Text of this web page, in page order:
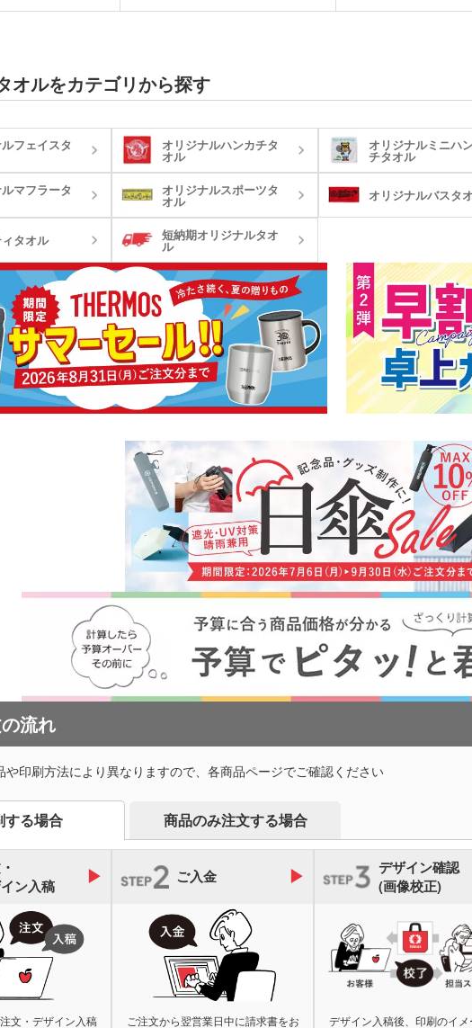
し製法」で作られてい
しやすいのもポイン
トや野外ライブイベン
ッズとして販売するの
生地は「タオル産業発祥地」として有名な
歩きやすい生地感です。のしを付けて年末
年始や周年記念品、工事関係のご挨拶にい
作られています。
すめです。
オルをカテゴリから探す
フェイスタ オリジナルハンカチタ
オル
オリジナルミニハ
チタオル
マフラータ
オリジナルスポーツタ
オル オリジナルバスタ
タオル 短納期オリジナルタオ
ル
流れ
や印刷方法により異なりますので、各商品ページでご確認ください
する場合 商品のみ注文する場合
ン入稿
文・デザイン入稿
ご入金
ご注文から翌営業日中に請求書をお
デザイン確認
(画像校正)
デザイン入稿後、印刷のイメ
ッグハンガー他
名入れマス
品)
ッズ
マスク(既製品) マスクケース
ッズ カー用品 スポーツ
却パック・氷の
ハンディファン・ハンディ
扇風機
クールタオル
うちわ ノベルティうちわ
（名入れ扇子）
ブランケット ノベルティブランケット カイロ・湯た
クウォーマー他
お菓子
食料品・調味料（グルメギ
フト・既製品）